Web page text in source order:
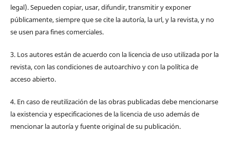
legal). Sepueden copiar, usar, difundir, transmitir y exponer
públicamente, siempre que se cite la autoría, la url, y la revista, y no
se usen para fines comerciales.
3. Los autores están de acuerdo con la licencia de uso utilizada por la
revista, con las condiciones de autoarchivo y con la política de
acceso abierto.
4. En caso de reutilización de las obras publicadas debe mencionarse
la existencia y especificaciones de la licencia de uso además de
mencionar la autoría y fuente original de su publicación.